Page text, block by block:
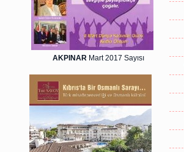
AKPINAR Mart 2017 Sayısı